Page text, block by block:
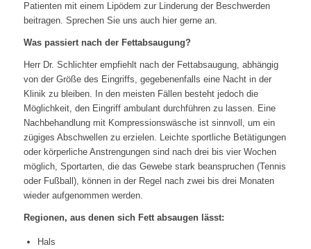
Patienten mit einem Lipödem zur Linderung der Beschwerden
beitragen. Sprechen Sie uns auch hier gerne an.
Was passiert nach der Fettabsaugung?
Herr Dr. Schlichter empfiehlt nach der Fettabsaugung, abhängig
von der Größe des Eingriffs, gegebenenfalls eine Nacht in der
Klinik zu bleiben. In den meisten Fällen besteht jedoch die
Möglichkeit, den Eingriff ambulant durchführen zu lassen. Eine
Nachbehandlung mit Kompressionswäsche ist sinnvoll, um ein
zügiges Abschwellen zu erzielen. Leichte sportliche Betätigungen
oder körperliche Anstrengungen sind nach drei bis vier Wochen
möglich, Sportarten, die das Gewebe stark beanspruchen (Tennis
oder Fußball), können in der Regel nach zwei bis drei Monaten
wieder aufgenommen werden.
Regionen, aus denen sich Fett absaugen lässt:
Hals